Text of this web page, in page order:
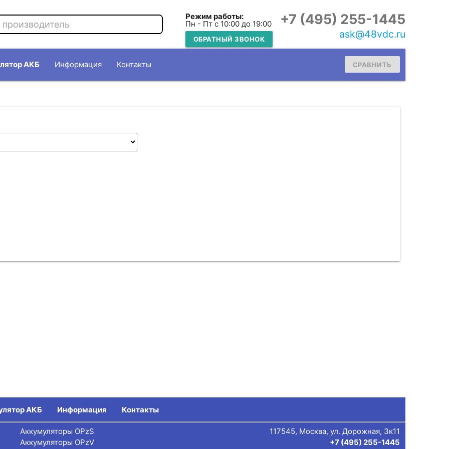
Режим работы:
Пн - Пт с 10:00 до 19:00
ОБРАТНЫЙ ЗВОНОК
+7 (495) 255-1445
ask@48vdc.ru
АКБ Информация Контакты СРАВНИТЬ
АКБ Информация Контакты
Аккумуляторы OPzS
Аккумуляторы OPzV
117545, Москва, ул. Дорожная, 3к11
+7 (495) 255-1445